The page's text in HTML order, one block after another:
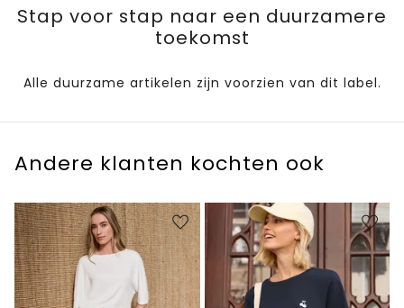
Stap voor stap naar een duurzamere
toekomst
Alle duurzame artikelen zijn voorzien van dit label.
Andere klanten kochten ook